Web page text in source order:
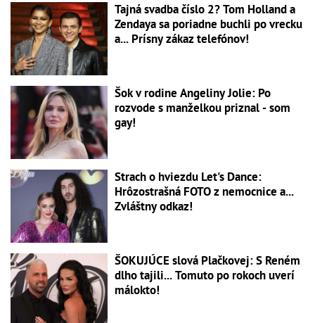
Tajná svadba číslo 2? Tom Holland a
Zendaya sa poriadne buchli po vrecku
a... Prísny zákaz telefónov!
Šok v rodine Angeliny Jolie: Po
rozvode s manželkou priznal - som
gay!
Strach o hviezdu Let's Dance:
Hrôzostrašná FOTO z nemocnice a...
Zvláštny odkaz!
ŠOKUJÚCE slová Plačkovej: S Reném
dlho tajili... Tomuto po rokoch uverí
málokto!